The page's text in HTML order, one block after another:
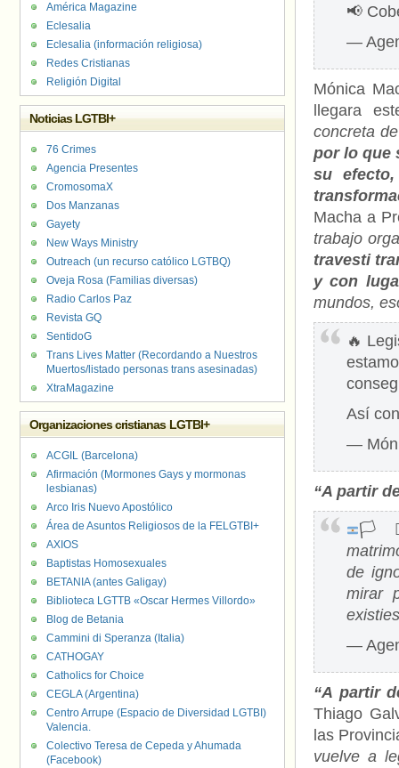
📢
—
Mónica
llegara
concreta
por lo que
su
Macha a
trabajo
travesti
y con
mundos,
🔥
Así
—
“A partir
de
mirar
—
“A partir
Thiago
las
vuelve a
América Magazine
Eclesalia
Eclesalia (información religiosa)
Redes Cristianas
Religión Digital
Noticias LGTBI+
76 Crimes
Agencia Presentes
CromosomaX
Dos Manzanas
Gayety
New Ways Ministry
Outreach (un recurso católico LGTBQ)
Oveja Rosa (Familias diversas)
Radio Carlos Paz
Revista GQ
SentidoG
Trans Lives Matter (Recordando a Nuestros
Muertos/listado personas trans asesinadas)
XtraMagazine
Organizaciones cristianas LGTBI+
ACGIL (Barcelona)
Afirmación (Mormones Gays y mormonas
lesbianas)
Arco Iris Nuevo Apostólico
Área de Asuntos Religiosos de la FELGTBI+
AXIOS
Baptistas Homosexuales
BETANIA (antes Galigay)
Biblioteca LGTTB «Oscar Hermes Villordo»
Blog de Betania
Cammini di Speranza (Italia)
CATHOGAY
Catholics for Choice
CEGLA (Argentina)
Centro Arrupe (Espacio de Diversidad LGTBI)
Valencia.
Colectivo Teresa de Cepeda y Ahumada
(Facebook)